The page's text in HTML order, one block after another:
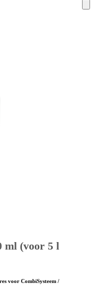
ml (voor 5 l
voor CombiSysteem /